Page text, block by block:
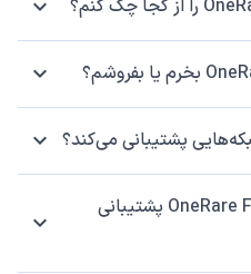
چه کیف پول‌هایی از OneRare Foodverse پشتیبانی